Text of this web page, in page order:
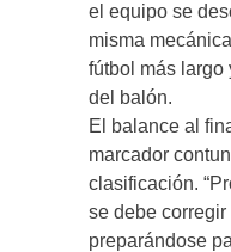
el equipo se
misma
fútbol más largo
del balón.
El balance al
marcador
clasificación.
se debe
preparándose